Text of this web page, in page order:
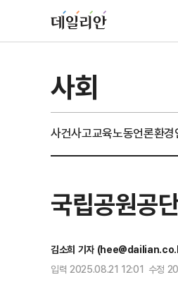
사회
사건사고교육노동언론환경
국립공원공
김소희 기자
입력 2025.08.21 12:01 수정